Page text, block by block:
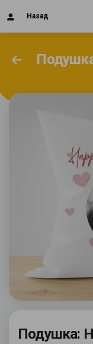
Назад
Подушка:
Подушка: